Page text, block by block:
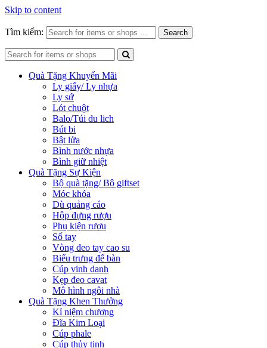
Skip to content
Tìm kiếm: Search
Quà Tặng Khuyến Mãi
Ly giấy/ Ly nhựa
Ly sứ
Lót chuột
Balo/Túi du lich
Bút bi
Bật lửa
Bình nước nhựa
Bình giữ nhiệt
Quà Tặng Sự Kiện
Bộ quà tặng/ Bộ giftset
Móc khóa
Dù quảng cáo
Hộp đựng rượu
Phụ kiện rượu
Sổ tay
Vòng đeo tay cao su
Biểu trưng để bàn
Cúp vinh danh
Kẹp đeo cavat
Mô hình ngôi nhà
Quà Tặng Khen Thưởng
Kỉ niệm chương
Đĩa Kim Loại
Cúp phale
Cúp thủy tinh